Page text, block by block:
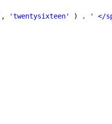
, 'twentysixteen' ) . ' </